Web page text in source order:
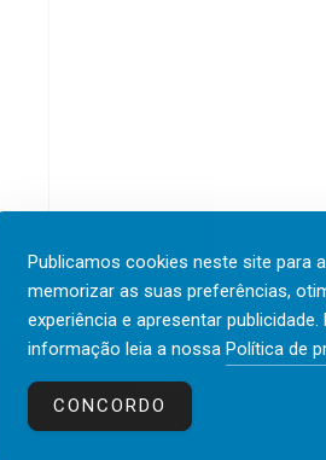
Contactos
Publicamos cookies neste site para
memorizar as suas preferências,
experiência e apresentar publicidade.
informação leia a nossa Política de
CONCORDO